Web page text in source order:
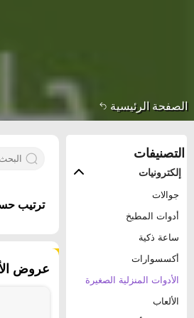
الصفحة الرئيسية
التصنيفات
إلكترونيات
جوالات
أدوات المطبخ
ساعة ذكية
أكسسوارات
الأدوات المنزلية الصغيرة
الألعاب
ترتيب
عروض